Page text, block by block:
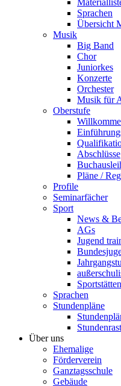
Sprachen
Übersicht
Musik
Big Band
Chor
Juniorkes
Konzerte
Orchester
Musik für
Oberstufe
Abschlüsse
Pläne /
Profile
Seminarfächer
Sport
News &
AGs
Jugend
Sportstätten
Sprachen
Stundenpläne
Über uns
Ehemalige
Förderverein
Ganztagsschule
Gebäude